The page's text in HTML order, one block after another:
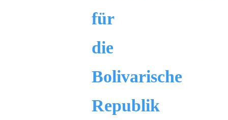
für
die
Bolivarische
Republik